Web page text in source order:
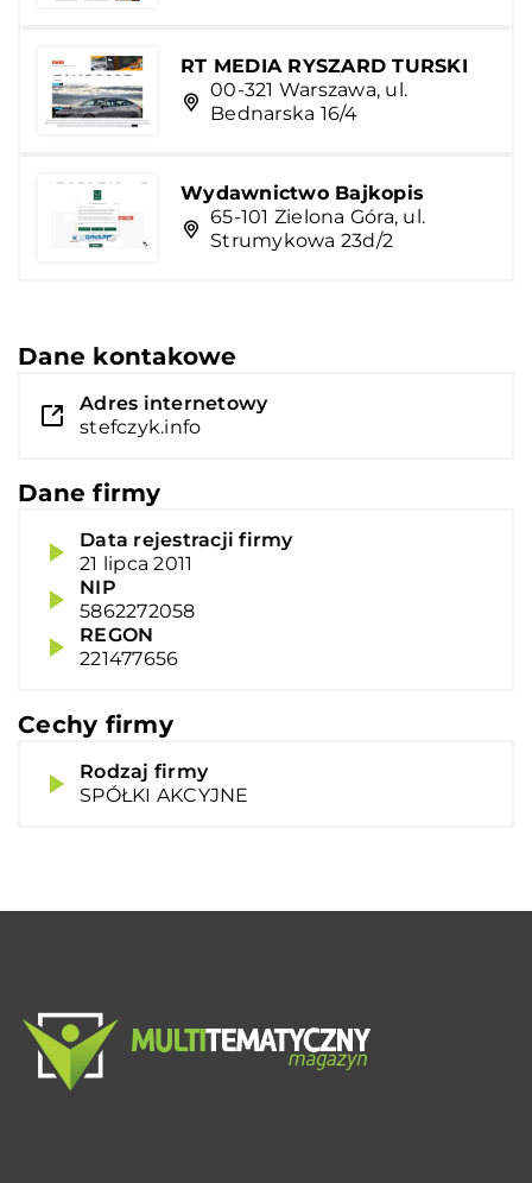
RT MEDIA RYSZARD TURSKI
00-321 Warszawa, ul.
Bednarska 16/4
Wydawnictwo Bajkopis
65-101 Zielona Góra, ul.
Strumykowa 23d/2
Dane kontakowe
Adres internetowy
stefczyk.info
Dane firmy
Data rejestracji firmy
21 lipca 2011
NIP
5862272058
REGON
221477656
Cechy firmy
Rodzaj firmy
SPÓŁKI AKCYJNE